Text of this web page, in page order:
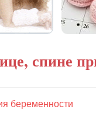
спине
беременности